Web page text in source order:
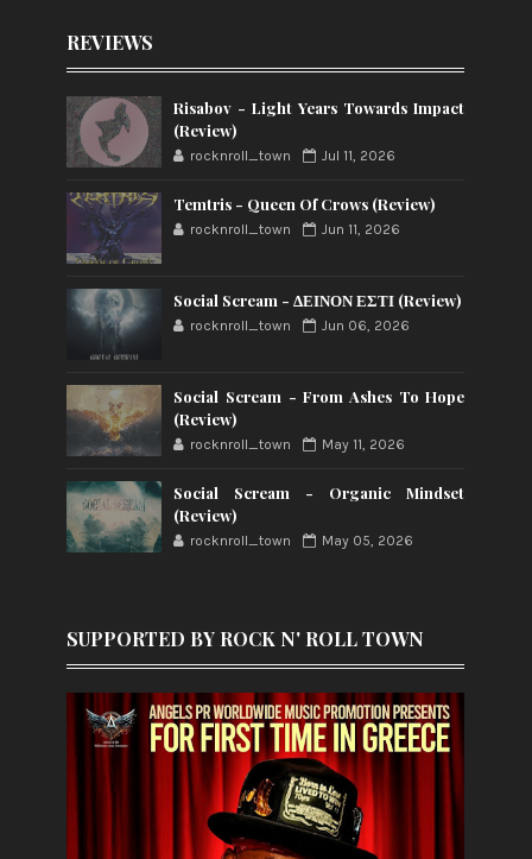
REVIEWS
Risabov - Light Years Towards Impact
(Review)
rocknroll_town Jul 11, 2026
Temtris - Queen Of Crows (Review)
rocknroll_town Jun 11, 2026
Social Scream - ΔΕΙΝΟΝ ΕΣΤΙ (Review)
rocknroll_town Jun 06, 2026
Social Scream - From Ashes To Hope
(Review)
rocknroll_town May 11, 2026
Social Scream - Organic Mindset
(Review)
rocknroll_town May 05, 2026
SUPPORTED BY ROCK N' ROLL TOWN